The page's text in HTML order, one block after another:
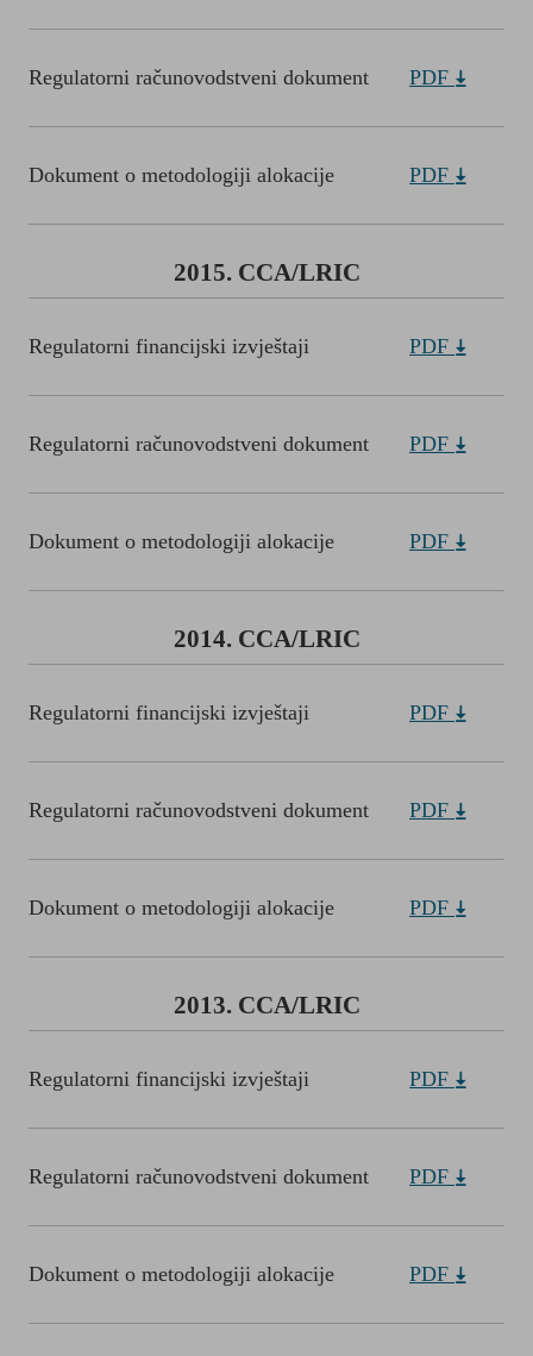
Regulatorni računovodstveni dokument PDF
Dokument o metodologiji alokacije PDF
2015. CCA/LRIC
Regulatorni financijski izvještaji PDF
Regulatorni računovodstveni dokument PDF
Dokument o metodologiji alokacije PDF
2014. CCA/LRIC
Regulatorni financijski izvještaji PDF
Regulatorni računovodstveni dokument PDF
Dokument o metodologiji alokacije PDF
2013. CCA/LRIC
Regulatorni financijski izvještaji PDF
Regulatorni računovodstveni dokument PDF
Dokument o metodologiji alokacije PDF